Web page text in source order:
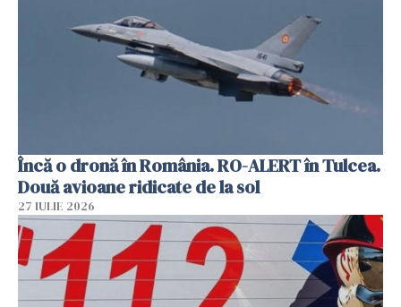
Încă o dronă în România. RO-ALERT în Tulcea.
Două avioane ridicate de la sol
27 IULIE 2026